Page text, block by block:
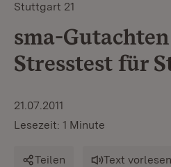
Stuttgart 21
sma-
Stresstest für
21.07.2011
Lesezeit: 1 Minute
Teilen Text vorlesen